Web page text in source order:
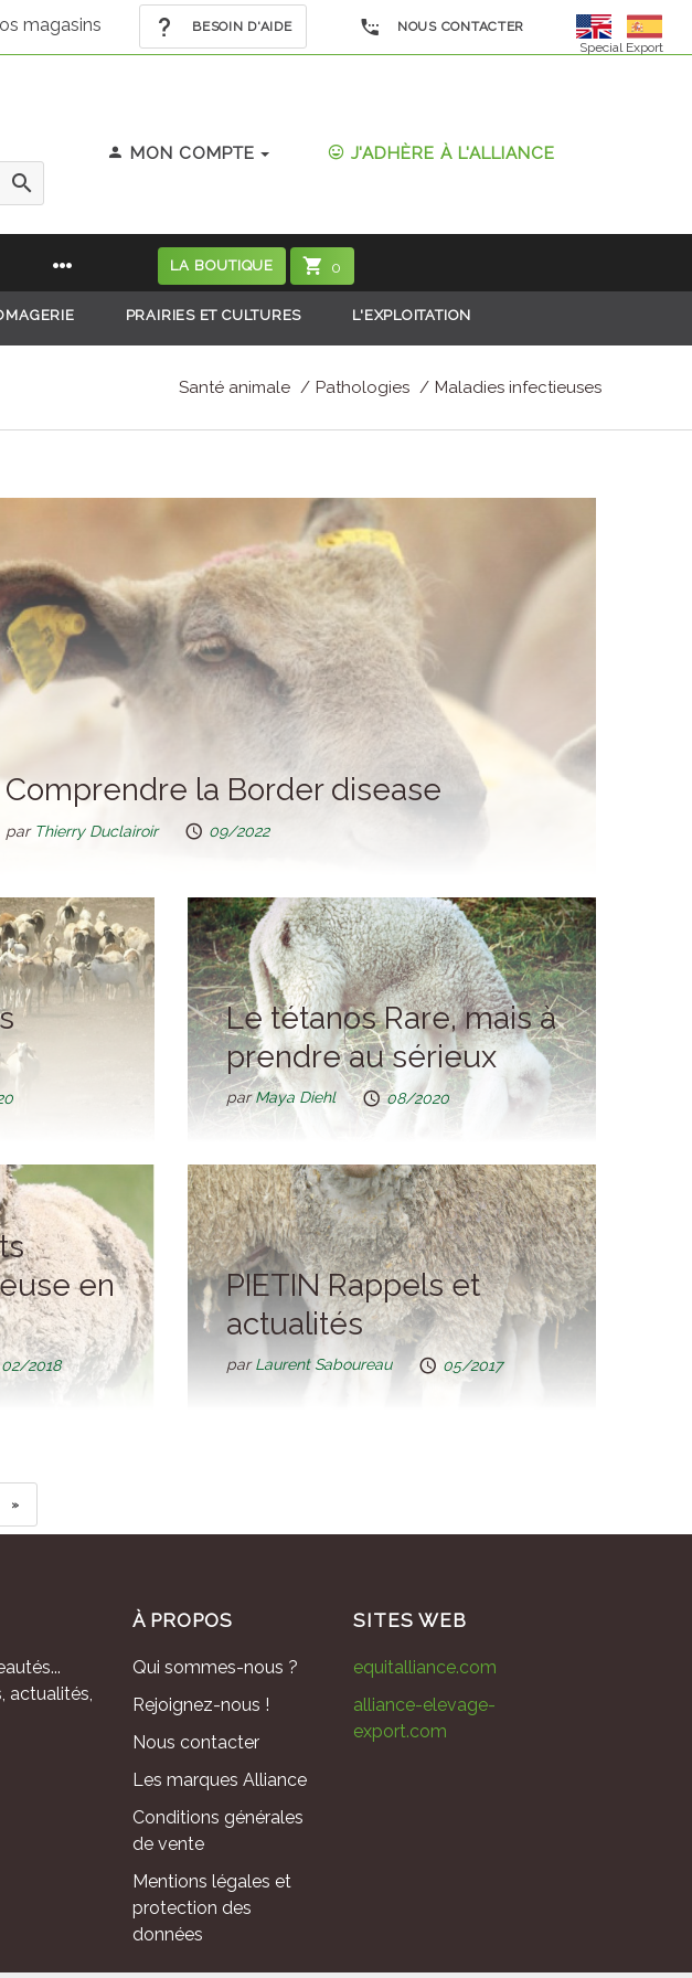
magasins BESOIN D'AIDE
NOUS CONTACTER
Special Export
MON COMPTE J'ADHÈRE À L'ALLIANCE
LA BOUTIQUE 0
PRAIRIES ET CULTURES L'EXPLOITATION
Santé animale Pathologies Maladies infectieuses
Comprendre la Border disease
par Thierry Duclairoir 09/2022
Le tétanos Rare, mais à
prendre au sérieux
parMaya Diehl 08/2020
en
02/2018
PIETIN Rappels et
actualités
parLaurent Saboureau 05/2017
»
À PROPOS
Qui sommes-nous ?
Rejoignez-nous !
Nous contacter
Les marques Alliance
Conditions générales
de vente
Mentions légales et
protection des
données
SITES WEB
equitalliance.com
alliance-elevage-
export.com
actualités,